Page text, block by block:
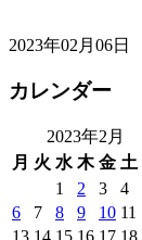
2023年02月06日
カレンダー
2023年2月
月 火 水 木 金 土
1 2 3 4
6
7 8 9 10 11
13 14 15 16 17 18